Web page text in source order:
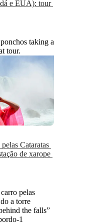
e EUA): tour
taking a
tour.
Cataratas
de xarope
pelas
a torre
the falls”
1